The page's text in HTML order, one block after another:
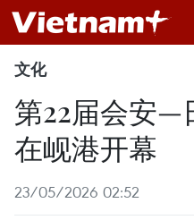
文化
第22届会安—
在岘港开幕
23/05/2026 02:52